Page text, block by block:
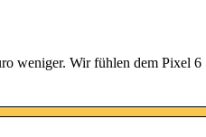
weniger. Wir fühlen dem Pixel 6